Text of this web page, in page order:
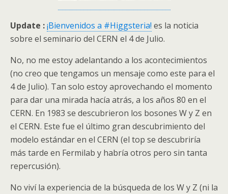
Update :¡Bienvenidos a #Higgsteria! es la noticia
sobre el seminario del CERN el 4 de Julio.
No, no me estoy adelantando a los acontecimientos
(no creo que tengamos un mensaje como este para el
4 de Julio). Tan solo estoy aprovechando el momento
para dar una mirada hacía atrás, a los años 80 en el
CERN. En 1983 se descubrieron los bosones W y Z en
el CERN. Este fue el último gran descubrimiento del
modelo estándar en el CERN (el top se descubriría
más tarde en Fermilab y habría otros pero sin tanta
repercusión).
No viví la experiencia de la búsqueda de los W y Z (ni la